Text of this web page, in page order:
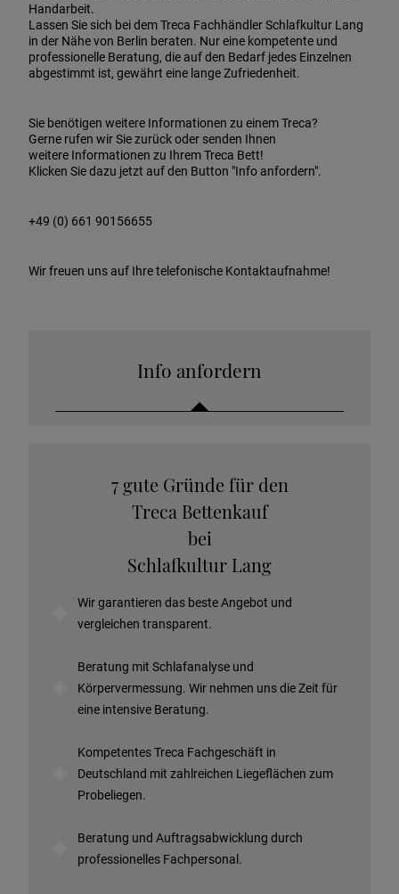
Handarbeit.
Lassen Sie sich bei dem Treca Fachhändler Schlafkultur Lang
in der Nähe von Berlin beraten. Nur eine kompetente und
professionelle Beratung, die auf den Bedarf jedes Einzelnen
abgestimmt ist, gewährt eine lange Zufriedenheit.
Sie benötigen weitere Informationen zu einem Treca?
Gerne rufen wir Sie zurück oder senden Ihnen
weitere Informationen zu Ihrem Treca Bett!
Klicken Sie dazu jetzt auf den Button "Info anfordern".
+49 (0) 661 90156655
Wir freuen uns auf Ihre telefonische Kontaktaufnahme!
Info anfordern
Stoffkollektion anfordern
Telefonische Beratung anfordern
Angebot anfordern
Probeschlafen im Hotel
7 gute Gründe für den
Treca Bettenkauf
bei
Schlafkultur Lang
Wir garantieren das beste Angebot und
vergleichen transparent.
Beratung mit Schlafanalyse und
Körpervermessung. Wir nehmen uns die Zeit für
eine intensive Beratung.
Kompetentes Treca Fachgeschäft in
Deutschland mit zahlreichen Liegeflächen zum
Probeliegen.
Beratung und Auftragsabwicklung durch
professionelles Fachpersonal.